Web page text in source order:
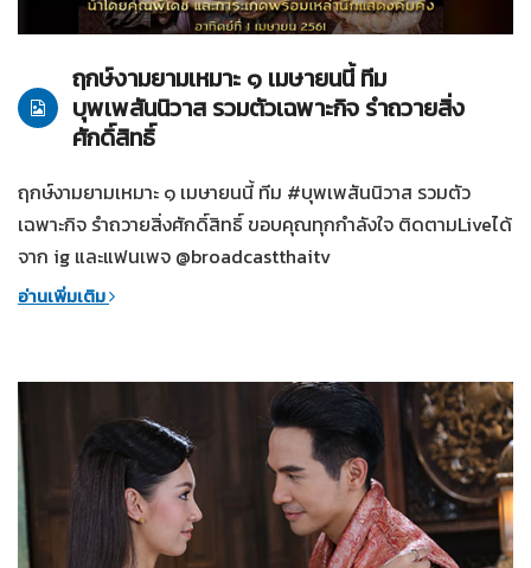
31-03-2561 บุพเพสันนิวาส
ฤกษ์งามยามเหมาะ ๑ เมษายนนี้ ทีม
บุพเพสันนิวาส รวมตัวเฉพาะกิจ รำถวายสิ่ง
ศักดิ์สิทธิ์
ฤกษ์งามยามเหมาะ ๑ เมษายนนี้ ทีม #บุพเพสันนิวาส รวมตัว
เฉพาะกิจ รำถวายสิ่งศักดิ์สิทธิ์ ขอบคุณทุกกำลังใจ ติดตามLiveได้
จาก ig และแฟนเพจ @broadcastthaitv
อ่านเพิ่มเติม